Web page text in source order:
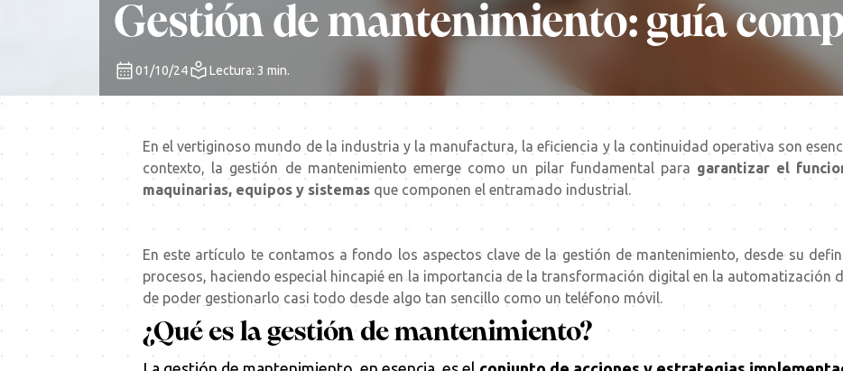
Gestión de mantenimiento: guía
01/10/24 Lectura: 3 min.
En el vertiginoso mundo de la industria y la manufactura, la eficiencia y la continuidad operativa son
contexto, la gestión de mantenimiento emerge como un pilar fundamental para garantizar el
maquinarias, equipos y sistemas que componen el entramado industrial.
En este artículo te contamos a fondo los aspectos clave de la gestión de mantenimiento, desde su
procesos, haciendo especial hincapié en la importancia de la transformación digital en la automatización
de poder gestionarlo casi todo desde algo tan sencillo como un teléfono móvil.
¿Qué es la gestión de mantenimiento?